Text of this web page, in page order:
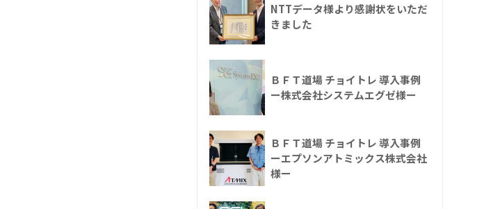
NTTデータ様より感謝状をいただ
きました
ＢＦＴ道場 チョイトレ 導入事例
ー株式会社システムエグゼ様ー
ＢＦＴ道場 チョイトレ 導入事例
ーエプソンアトミックス株式会社
様ー